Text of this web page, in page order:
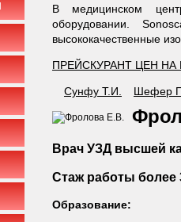
В медицинском
оборудовании.
высококачественные
ПРЕЙСКУРАНТ ЦЕН НА
Сунфу Т.И. Шефер
Врач УЗД высшей
Стаж работы более
Образование: